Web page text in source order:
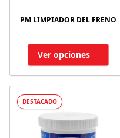
PM LIMPIADOR DEL FRENO
Ver opciones
DESTACADO